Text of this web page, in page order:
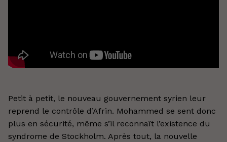
Petit à petit, le nouveau gouvernement syrien leur
reprend le contrôle d’Afrin. Mohammed se sent donc
plus en sécurité, même s’il reconnaît l’existence du
syndrome de Stockholm. Après tout, la nouvelle